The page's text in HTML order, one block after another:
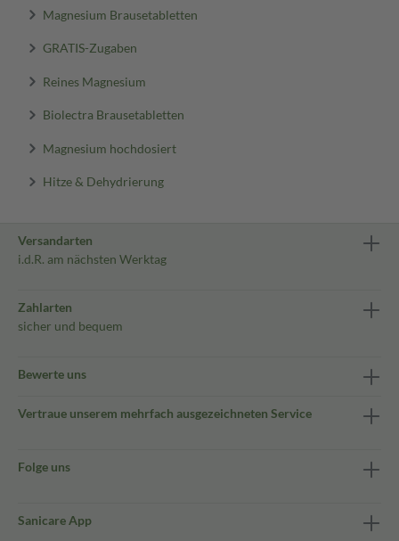
Magnesium Brausetabletten
GRATIS-Zugaben
Reines Magnesium
Biolectra Brausetabletten
Magnesium hochdosiert
Hitze & Dehydrierung
Versandarten
i.d.R. am nächsten Werktag
Zahlarten
sicher und bequem
Bewerte uns
Vertraue unserem mehrfach ausgezeichneten Service
Folge uns
Sanicare App